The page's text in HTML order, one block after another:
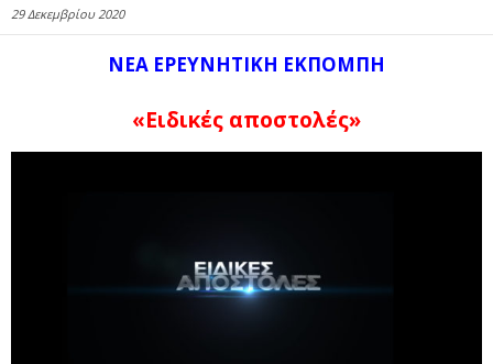
29 Δεκεμβρίου 2020
ΝΕΑ ΕΡΕΥΝΗΤΙΚΗ ΕΚΠΟΜΠΗ
«Ειδικές αποστολές»